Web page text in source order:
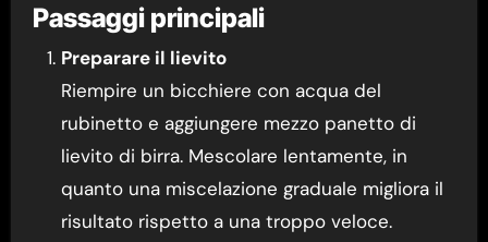
Passaggi principali
Preparare il lievito
Riempire un bicchiere con acqua del
rubinetto e aggiungere mezzo panetto di
lievito di birra. Mescolare lentamente, in
quanto una miscelazione graduale migliora il
risultato rispetto a una troppo veloce.